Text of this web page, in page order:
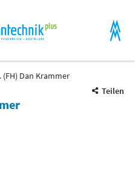
(FH) Dan Krammer
Teilen